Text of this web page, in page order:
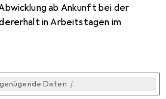
ab Ankunft bei der
in Arbeitstagen im
Daten i